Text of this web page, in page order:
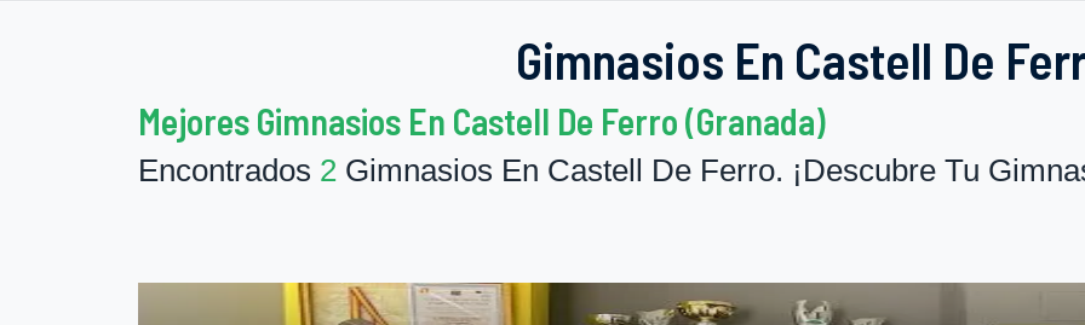
Gimnasios En Castell De
Mejores Gimnasios En Castell De Ferro (Granada)
Encontrados 2 Gimnasios En Castell De Ferro. ¡Descubre Tu